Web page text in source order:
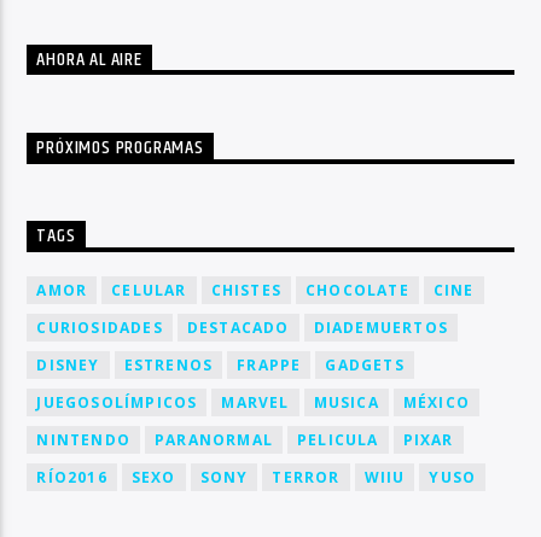
AHORA AL AIRE
PRÓXIMOS PROGRAMAS
TAGS
AMOR CELULAR CHISTES CHOCOLATE
CINE
CURIOSIDADES
DESTACADO
DIADEMUERTOS
DISNEY
ESTRENOS FRAPPE
GADGETS
JUEGOSOLÍMPICOS
MARVEL MUSICA
MÉXICO
NINTENDO
PARANORMAL PELICULA
PIXAR
RÍO2016
SEXO SONY TERROR WIIU YUSO